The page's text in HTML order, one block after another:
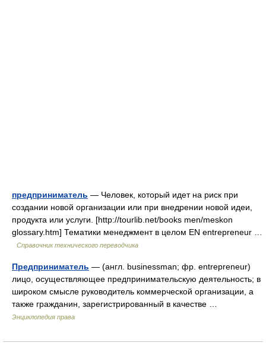
предприниматель — Человек, который идет на риск при
создании новой организации или при внедрении новой идеи,
продукта или услуги. [http://tourlib.net/books men/meskon
glossary.htm] Тематики менеджмент в целом EN entrepreneur …
Справочник технического переводчика
Предприниматель — (англ. businessman; фр. entrepreneur)
лицо, осуществляющее предпринимательскую деятельность; в
широком смысле руководитель коммерческой организации, а
также гражданин, зарегистрированный в качестве …
Энциклопедия права